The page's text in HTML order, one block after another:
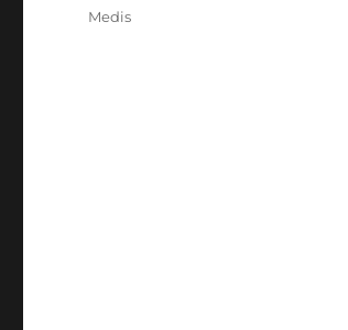
Categories
Medis